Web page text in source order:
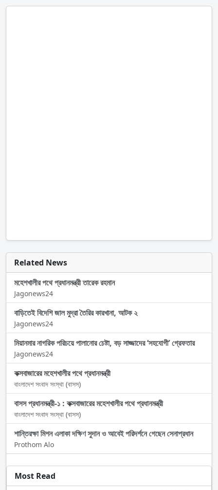
Related News
মহেশখালীর পথে প্রধানমন্ত্রী তারেক রহমান
Jagonews24
বাড়িতেই বিদেশি জাল মুদ্রা তৈরির কারখানা, আটক ২
Jagonews24
মিয়ানমার নাগরিক পরিচয়ে পালানোর চেষ্টা, বড় সাজ্জাদের ‘সহযোগী’ গ্রেফতার
Jagonews24
কক্সবাজারের মহেশখালীর পথে প্রধানমন্ত্রী
বাংলাদেশ সংবাদ সংস্থা (বাসস)
বাসস প্রধানমন্ত্রী-১ : কক্সবাজারের মহেশখালীর পথে প্রধানমন্ত্রী
বাংলাদেশ সংবাদ সংস্থা (বাসস)
শান্তিরক্ষা মিশন এলাকা দক্ষিণ সুদান ও আবেই পরিদর্শনে গেছেন সেনাপ্রধান
Prothom Alo
Most Read